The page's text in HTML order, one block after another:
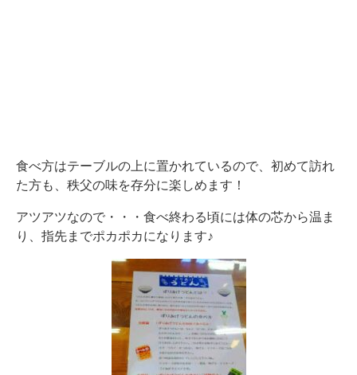
食べ方はテーブルの上に置かれているので、初めて訪れ
た方も、秩父の味を存分に楽しめます！
アツアツなので・・・食べ終わる頃には体の芯から温ま
り、指先までポカポカになります♪